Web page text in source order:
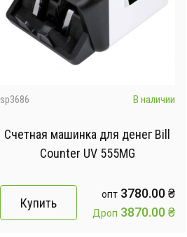
sp3686 В наличии
Счетная машинка для денег Bill
Counter UV 555MG
Купить
опт 3780.00 ₴
Дроп 3870.00 ₴